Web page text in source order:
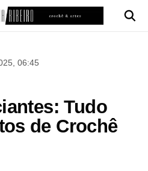
06:45
Tudo
de Crochê